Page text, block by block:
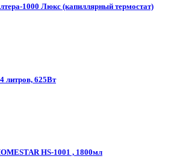
1000 Люкс (капиллярный термостат)
литров, 625Вт
HS-1001 , 1800мл